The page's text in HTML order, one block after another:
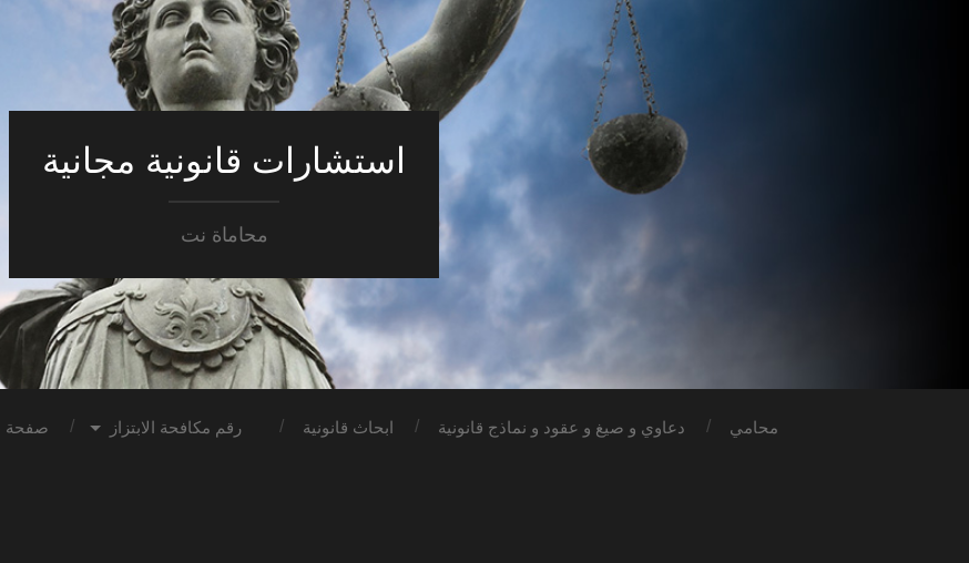
استشارات قانونية مجانية
محاماة نت
محامي دعاوي و صيغ و عقود و نماذج قانونية ابحاث قانونية رقم مكافحة الابتزاز صفحة